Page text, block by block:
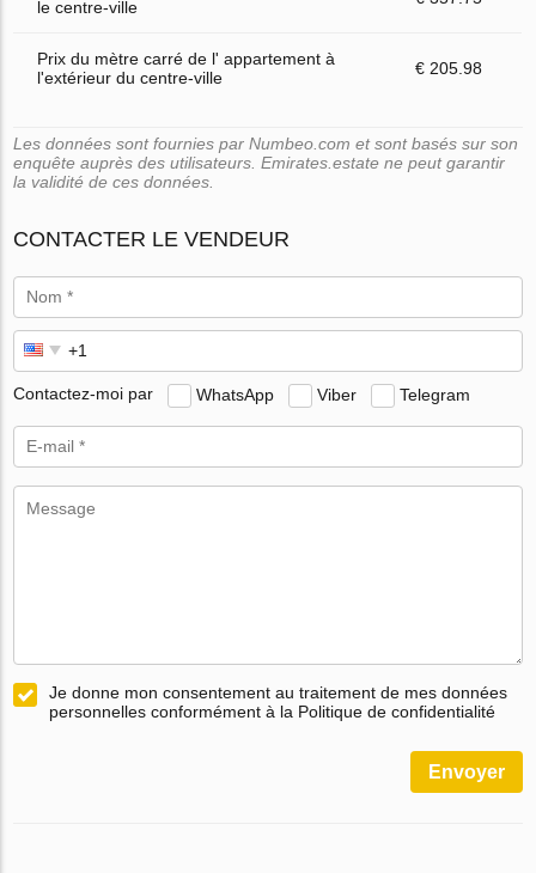
le centre-ville
Prix du mètre carré de l' appartement à
l'extérieur du centre-ville
€ 205.98
Les données sont fournies par Numbeo.com et sont basés sur son
enquête auprès des utilisateurs. Emirates.estate ne peut garantir
la validité de ces données.
CONTACTER LE VENDEUR
Contactez-moi par WhatsApp Viber Telegram
Je donne mon consentement au traitement de mes données
personnelles conformément à la Politique de confidentialité
Envoyer